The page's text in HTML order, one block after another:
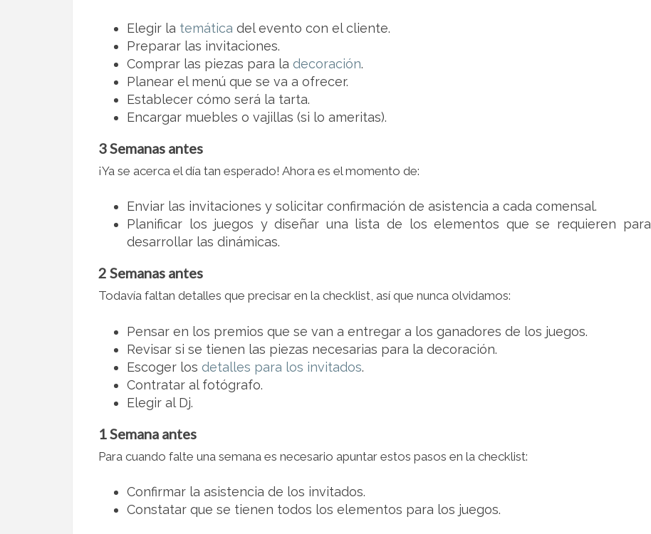
Elegir la temática del evento con el cliente.
Preparar las invitaciones.
Comprar las piezas para la decoración.
Planear el menú que se va a ofrecer.
Establecer cómo será la tarta.
Encargar muebles o vajillas (si lo ameritas).
3 Semanas antes
¡Ya se acerca el día tan esperado! Ahora es el momento de:
Enviar las invitaciones y solicitar confirmación de asistencia a cada comensal.
Planificar los juegos y diseñar una lista de los elementos que se requieren para
desarrollar las dinámicas.
2 Semanas antes
Todavía faltan detalles que precisar en la checklist, así que nunca olvidamos:
Pensar en los premios que se van a entregar a los ganadores de los juegos.
Revisar si se tienen las piezas necesarias para la decoración.
Escoger los detalles para los invitados.
Contratar al fotógrafo.
Elegir al Dj.
1 Semana antes
Para cuando falte una semana es necesario apuntar estos pasos en la checklist:
Confirmar la asistencia de los invitados.
Constatar que se tienen todos los elementos para los juegos.